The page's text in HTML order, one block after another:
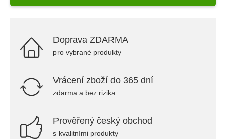
Doprava ZDARMA
pro vybrané produkty
Vrácení zboží do 365 dní
zdarma a bez rizika
Prověřený český obchod
s kvalitními produkty